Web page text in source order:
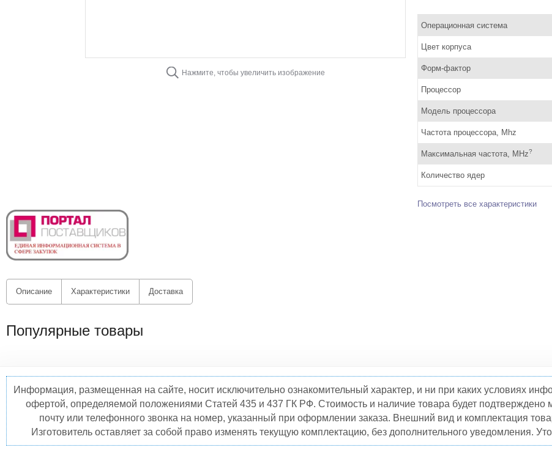
Нажмите, чтобы увеличить изображение
Операционная система
Цвет корпуса
Форм-фактор
Процессор
Модель процессора
Частота процессора, Mhz
Максимальная частота, MHz?
Количество ядер
Посмотреть все характеристики
Описание Характеристики Доставка
Популярные товары
Информация, размещенная на сайте, носит исключительно ознакомительный характер, и ни при каких условиях
офертой, определяемой положениями Статей 435 и 437 ГК РФ. Стоимость и наличие товара будет
почту или телефонного звонка на номер, указанный при оформлении заказа. Внешний вид и комплектация
Изготовитель оставляет за собой право изменять текущую комплектацию, без дополнительного уведомления.